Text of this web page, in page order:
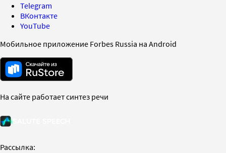
Telegram
ВКонтакте
YouTube
Мобильное приложение Forbes Russia на Android
На сайте работает синтез речи
Рассылка: